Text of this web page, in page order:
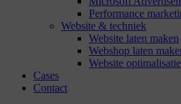
Performance
Website & techniek
Website laten maken
Webshop laten
Website optimalisatie
Cases
Contact